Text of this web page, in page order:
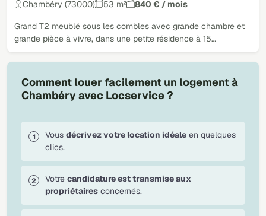
Chambéry (73000) 53 m² 840 € / mois
Grand T2 meublé sous les combles avec grande chambre et
grande pièce à vivre, dans une petite résidence à 15…
Comment louer facilement un logement à
Chambéry avec Locservice ?
Vous décrivez votre location idéale en quelques
clics.
Votre candidature est transmise aux
propriétaires concernés.